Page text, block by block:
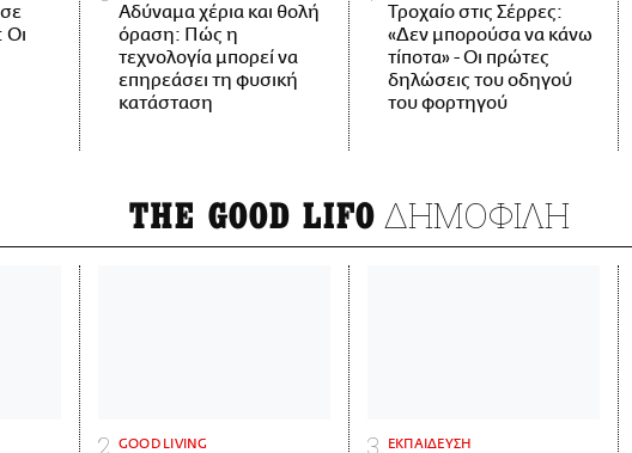
Οι
Αδύναμα χέρια και θολή
όραση: Πώς η
τεχνολογία μπορεί να
επηρεάσει τη φυσική
κατάσταση
Τροχαίο στις Σέρρες:
«Δεν μπορούσα να κάνω
τίποτα» - Οι πρώτες
δηλώσεις του οδηγού
του φορτηγού
THE GOOD LIFO ΔΗΜΟΦΙΛΗ
GOOD LIVING ΕΚΠΑΙΔΕΥΣΗ